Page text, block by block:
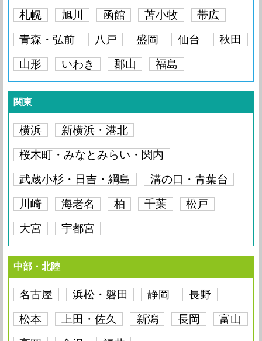
札幌 旭川 函館 苫小牧
帯広
青森・弘前
八戸 盛岡 仙台
秋田
山形
いわき 郡山 福島
関東
横浜
新横浜・港北
桜木町・みなとみらい・関内
武蔵小杉・日吉・綱島
溝の口・青葉台
川崎
海老名 柏 千葉
松戸
大宮
宇都宮
中部・北陸
名古屋 浜松・磐田 静岡
長野
松本
上田・佐久 新潟 長岡
富山